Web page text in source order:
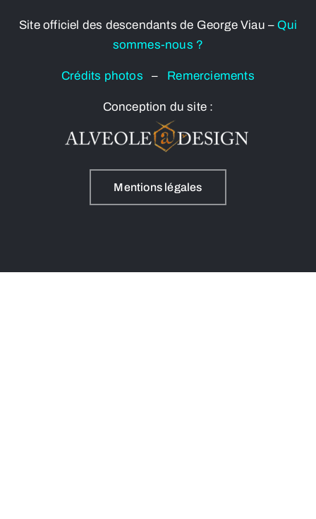
Site officiel des descendants de George Viau – Qui
sommes-nous ?
Crédits photos– Remerciements
Conception du site :
Mentions légales